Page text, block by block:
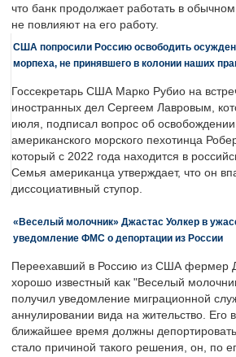
что банк продолжает работать в
не повлияют на его работу.
США попросили Россию освободить
морпеха, не принявшего в колонии наших
Госсекретарь США Марко Рубио на
иностранных дел Сергеем Лавровым,
июля, подписал вопрос об
американского морского пехотинца
который с 2022 года находится в
Семья американца утверждает, что он
диссоциативный ступор.
«Веселый молочник» Джастас Уолкер в
уведомление ФМС о депортации из России
Переехавший в Россию из США фермер
хорошо известный как "Веселый
получил уведомление миграционной
аннулировании вида на жительство. Его
ближайшее время должны
стало причиной такого решения, он, по